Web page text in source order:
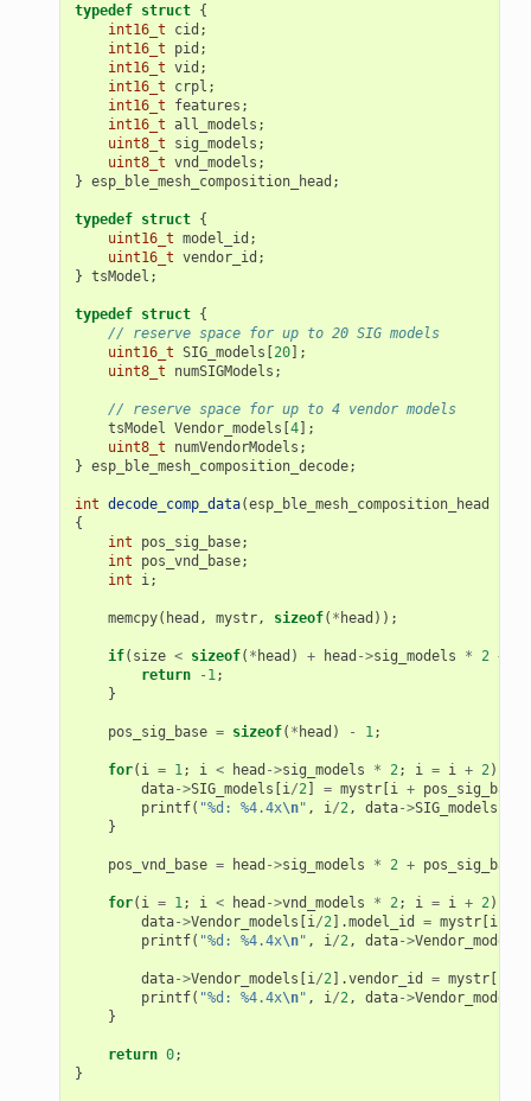
typedef struct {
int16_t
cid ;
int16_t
pid ;
int16_t vid ;
int16_t
crpl ;
int16_t
features ;
int16_t all_models ;
uint8_t
sig_models ;
uint8_t vnd_models ;
} esp_ble_mesh_composition_head ;
typedef struct {
uint16_t model_id ;
uint16_t vendor_id ;
} tsModel ;
typedef struct {
// reserve space for up to 20 SIG models
uint16_t SIG_models [20];
uint8_t
numSIGModels ;
// reserve space for up to 4 vendor models
tsModel Vendor_models [4];
uint8_t
numVendorModels ;
} esp_ble_mesh_composition_decode;
int decode_comp_data(esp_ble_mesh_composition_head
{
int
pos_sig_base;
int
pos_vnd_base;
int
i;
memcpy( head , mystr, sizeof( * head ));
if( size < sizeof( * head ) + head ->sig_models * 2 +
return
-1;
}
pos_sig_base = sizeof( * head ) - 1;
for( i = 1; i < head ->sig_models * 2; i = i + 2)
data->SIG_models [i/2] = mystr[i + pos_sig_base
printf( "%d: %4.4x\n" , i/2, data->SIG_models
}
pos_vnd_base = head ->sig_models * 2 + pos_sig_base
for( i = 1; i < head ->vnd_models * 2; i = i + 2)
data->Vendor_models [i/2].model_id = mystr[i
printf( "%d: %4.4x\n" , i/2, data->Vendor_models
data->Vendor_models [i/2].vendor_id = mystr[
printf( "%d: %4.4x\n" , i/2, data->Vendor_models
}
return 0;
}